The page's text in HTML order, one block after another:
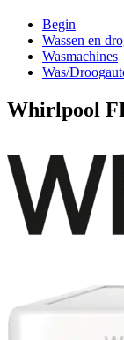
Begin
Wassen en
Wasmachines
Was/
Whirlpool